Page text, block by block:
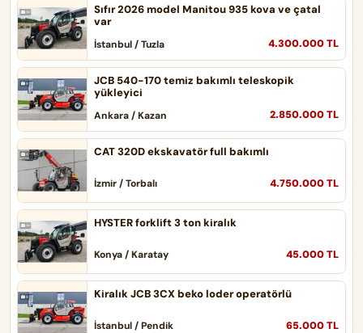
Sıfır 2026 model Manitou 935 kova ve çatal
var
4.300.000 TL
İstanbul / Tuzla
JCB 540-170 temiz bakımlı teleskopik
yükleyici
2.850.000 TL
Ankara / Kazan
CAT 320D ekskavatör full bakımlı
4.750.000 TL
İzmir / Torbalı
HYSTER forklift 3 ton kiralık
45.000 TL
Konya / Karatay
Kiralık JCB 3CX beko loder operatörlü
65.000 TL
İstanbul / Pendik